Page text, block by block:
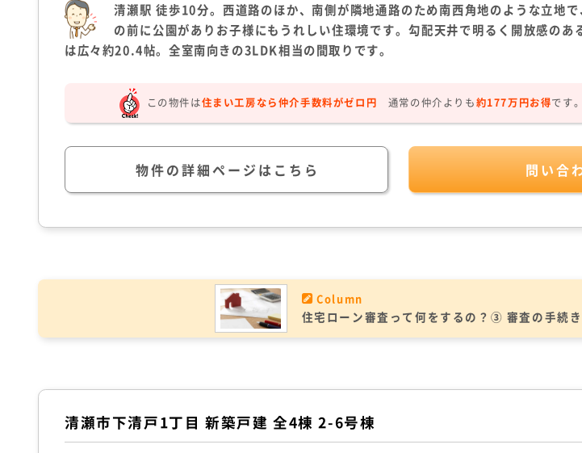
清瀬駅 徒歩10分。西道路のほか、南側が隣地通路のため南西角地のような立地
の前に公園がありお子様にもうれしい住環境です。勾配天井で明るく開放感のあ
は広々約20.4帖。全室南向きの3LDK相当の間取りです。
この物件は住まい工房なら仲介手数料がゼロ円 通常の仲介よりも約177万円お得です
物件の詳細ページはこちら 問い合
Column
住宅ローン審査って何をするの？③ 審査の手続き
清瀬市下清戸1丁目 新築戸建 全4棟 2-6号棟